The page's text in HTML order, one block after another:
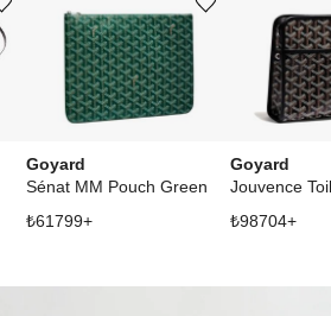
Ürünü istek listesine ekle veya listeden çıkar
Goyard
Sénat MM Pouch Green
₺61799+
Ürünü istek listesine ekle veya listeden çıkar
Goyard
₺98704+